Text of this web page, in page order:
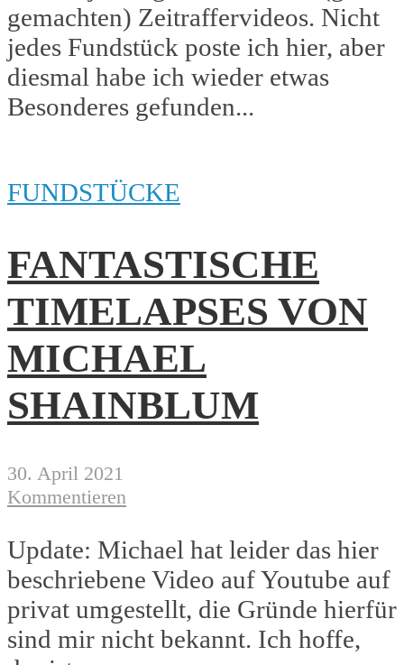
gemachten) Zeitraffervideos. Nicht
jedes Fundstück poste ich hier, aber
diesmal habe ich wieder etwas
Besonderes gefunden...
FUNDSTÜCKE
FANTASTISCHE
TIMELAPSES VON
MICHAEL
SHAINBLUM
30. April 2021
Kommentieren
Update: Michael hat leider das hier
beschriebene Video auf Youtube auf
privat umgestellt, die Gründe hierfür
sind mir nicht bekannt. Ich hoffe,